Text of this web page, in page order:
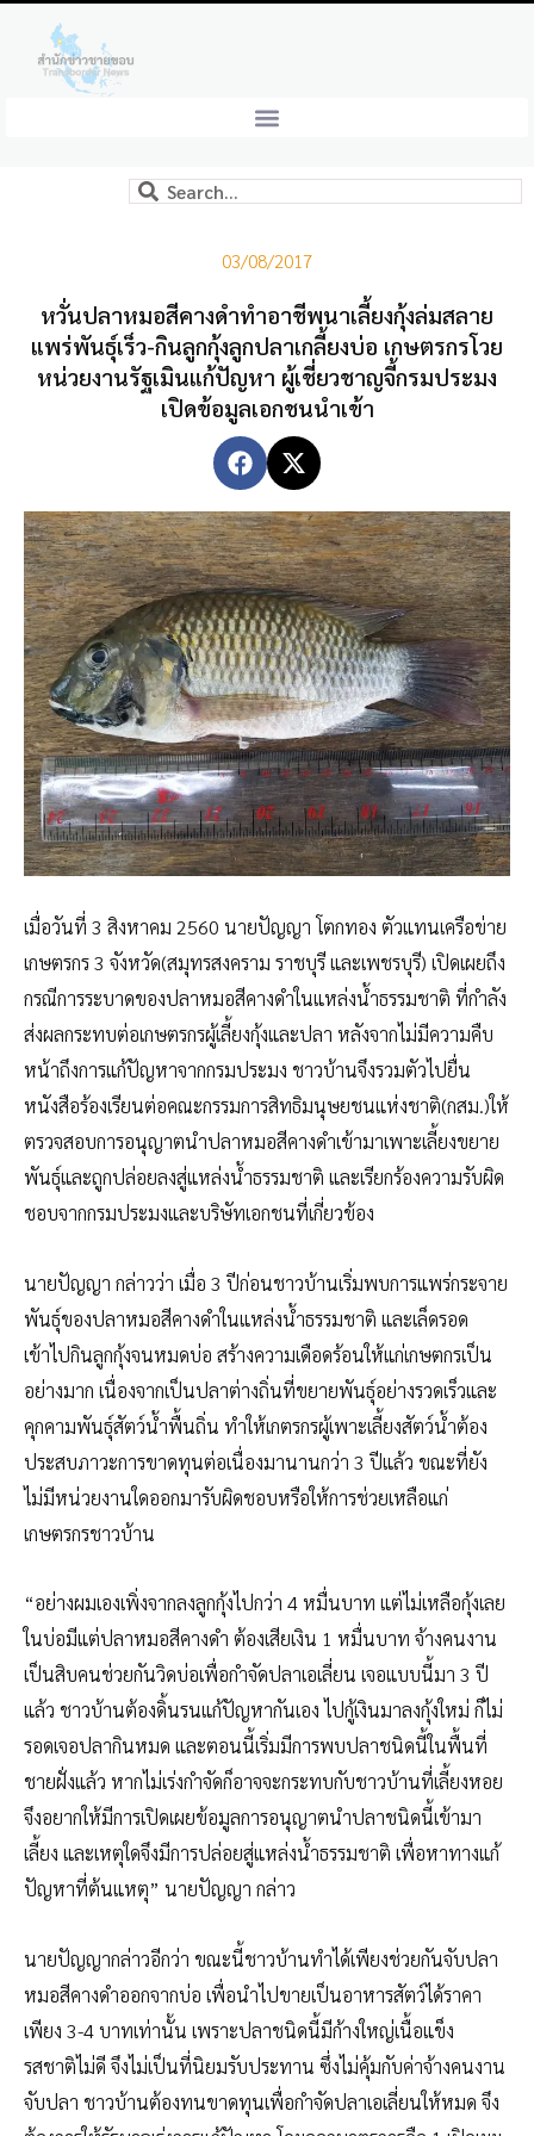
03/08/2017
หวั่นปลาหมอสีคางดำทำอาชีพนาเลี้ยงกุ้งล่มสลาย
แพร่พันธุ์เร็ว-กินลูกกุ้งลูกปลาเกลี้ยงบ่อ เกษตรกรโวย
หน่วยงานรัฐเมินแก้ปัญหา ผู้เชี่ยวชาญจี้กรมประมง
เปิดข้อมูลเอกชนนำเข้า
เมื่อวันที่ 3 สิงหาคม 2560 นายปัญญา โตกทอง ตัวแทนเครือข่าย
เกษตรกร 3 จังหวัด(สมุทรสงคราม ราชบุรี และเพชรบุรี) เปิดเผยถึง
กรณีการระบาดของปลาหมอสีคางดำในแหล่งน้ำธรรมชาติ ที่กำลัง
ส่งผลกระทบต่อเกษตรกรผู้เลี้ยงกุ้งและปลา หลังจากไม่มีความคืบ
หน้าถึงการแก้ปัญหาจากกรมประมง ชาวบ้านจึงรวมตัวไปยื่น
หนังสือร้องเรียนต่อคณะกรรมการสิทธิมนุษยชนแห่งชาติ(กสม.)ให้
ตรวจสอบการอนุญาตนำปลาหมอสีคางดำเข้ามาเพาะเลี้ยงขยาย
พันธุ์และถูกปล่อยลงสู่แหล่งน้ำธรรมชาติ และเรียกร้องความรับผิด
ชอบจากกรมประมงและบริษัทเอกชนที่เกี่ยวข้อง
นายปัญญา กล่าวว่า เมื่อ 3 ปีก่อนชาวบ้านเริ่มพบการแพร่กระจาย
พันธุ์ของปลาหมอสีคางดำในแหล่งน้ำธรรมชาติ และเล็ดรอด
เข้าไปกินลูกกุ้งจนหมดบ่อ สร้างความเดือดร้อนให้แก่เกษตกรเป็น
อย่างมาก เนื่องจากเป็นปลาต่างถิ่นที่ขยายพันธุ์อย่างรวดเร็วและ
คุกคามพันธุ์สัตว์น้ำพื้นถิ่น ทำให้เกตรกรผู้เพาะเลี้ยงสัตว์น้ำต้อง
ประสบภาวะการขาดทุนต่อเนื่องมานานกว่า 3 ปีแล้ว ขณะที่ยัง
ไม่มีหน่วยงานใดออกมารับผิดชอบหรือให้การช่วยเหลือแก่
เกษตรกรชาวบ้าน
“อย่างผมเองเพิ่งจากลงลูกกุ้งไปกว่า 4 หมื่นบาท แต่ไม่เหลือกุ้งเลย
ในบ่อมีแต่ปลาหมอสีคางดำ ต้องเสียเงิน 1 หมื่นบาท จ้างคนงาน
เป็นสิบคนช่วยกันวิดบ่อเพื่อกำจัดปลาเอเลี่ยน เจอแบบนี้มา 3 ปี
แล้ว ชาวบ้านต้องดิ้นรนแก้ปัญหากันเอง ไปกู้เงินมาลงกุ้งใหม่ ก็ไม่
รอดเจอปลากินหมด และตอนนี้เริ่มมีการพบปลาชนิดนี้ในพื้นที่
ชายฝั่งแล้ว หากไม่เร่งกำจัดก็อาจจะกระทบกับชาวบ้านที่เลี้ยงหอย
จึงอยากให้มีการเปิดเผยข้อมูลการอนุญาตนำปลาชนิดนี้เข้ามา
เลี้ยง และเหตุใดจึงมีการปล่อยสู่แหล่งน้ำธรรมชาติ เพื่อหาทางแก้
ปัญหาที่ต้นแหตุ” นายปัญญา กล่าว
นายปัญญากล่าวอีกว่า ขณะนี้ชาวบ้านทำได้เพียงช่วยกันจับปลา
หมอสีคางดำออกจากบ่อ เพื่อนำไปขายเป็นอาหารสัตว์ได้ราคา
เพียง 3-4 บาทเท่านั้น เพราะปลาชนิดนี้มีก้างใหญ่เนื้อแข็ง
รสชาติไม่ดี จึงไม่เป็นที่นิยมรับประทาน ซึ่งไม่คุ้มกับค่าจ้างคนงาน
จับปลา ชาวบ้านต้องทนขาดทุนเพื่อกำจัดปลาเอเลี่ยนให้หมด จึง